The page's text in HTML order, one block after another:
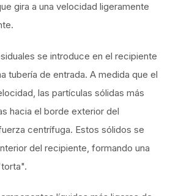
gira a una velocidad ligeramente
se introduce en el recipiente
tubería de entrada. A medida que el
las partículas sólidas más
hacia el borde exterior del
centrífuga. Estos sólidos se
del recipiente, formando una